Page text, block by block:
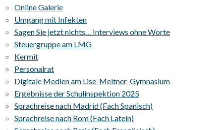
Online Galerie
Umgang mit Infekten
Sagen Sie jetzt nichts… Interviews ohne Worte
Steuergruppe am LMG
Kermit
Personalrat
Digitale Medien am Lise-Meitner-Gymnasium
Ergebnisse der Schulinspektion 2025
Sprachreise nach Madrid (Fach Spanisch)
Sprachreise nach Rom (Fach Latein)